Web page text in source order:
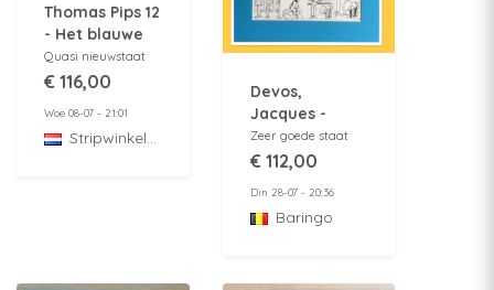
Thomas Pips 12
- Het blauwe
document -
Luxe hc +
pagina - Buth
- 9e Kunst - 1e
Quasi nieuwstaat
€ 116,00
Woe 08-07 - 21:01
StripwinkelBarabas
Devos,
Jacques -
Originele
pagina -
- Maak je niet
dik!.../Gym-
Zeer goede staat
€ 112,00
Din 28-07 - 20:36
Baringo